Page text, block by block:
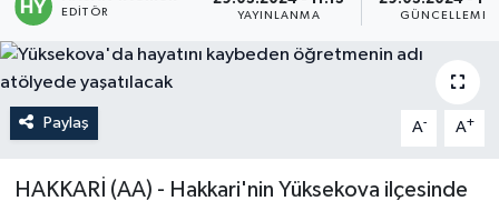
EDITÖR YAYINLANMA GÜNCELLEME
Paylaş A- A+
HAKKARİ (AA) - Hakkari'nin Yüksekova ilçesinde
Kültür & Sanat
Magazin
Son Dakika Haberleri
Haber Arşivi